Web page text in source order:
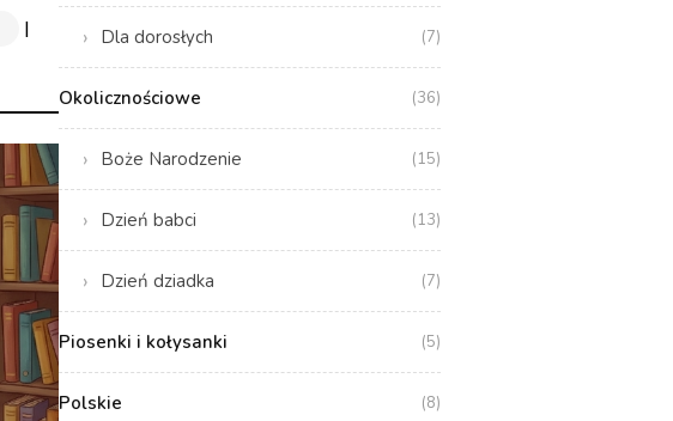
| Dla dorosłych (7)
Okolicznościowe (36)
Boże Narodzenie (15)
Dzień babci (13)
Dzień dziadka (7)
Piosenki i kołysanki (5)
Polskie (8)